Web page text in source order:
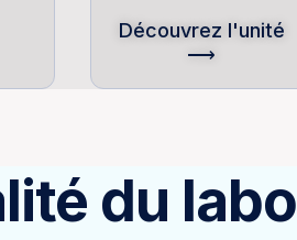
Découvrez l'unité
⟶
du labo